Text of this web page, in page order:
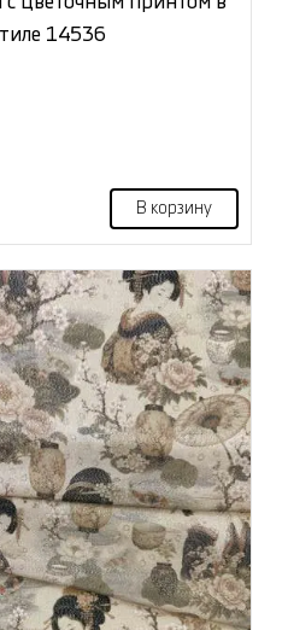
14536
В корзину